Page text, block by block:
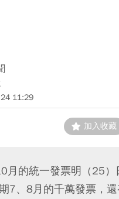
11:29
加入收藏
月的統一發票明（25）
7、8月的千萬發票，